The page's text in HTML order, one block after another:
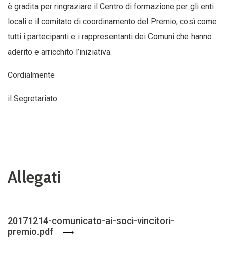
è gradita per ringraziare il Centro di formazione per gli enti
locali e il comitato di coordinamento del Premio, così come
tutti i partecipanti e i rappresentanti dei Comuni che hanno
aderito e arricchito l’iniziativa.
Cordialmente
il Segretariato
Allegati
20171214-comunicato-ai-soci-vincitori-
premio.pdf